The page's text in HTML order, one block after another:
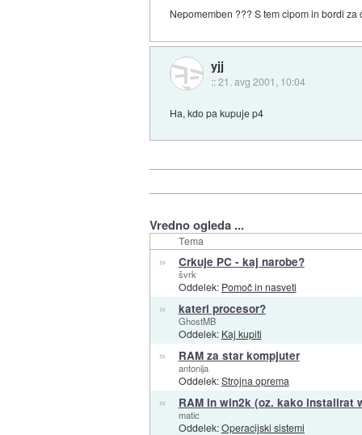
Nepomemben ??? S tem cipom in bordi
yjj
::21. avg 2001, 10:04
Ha, kdo pa kupuje p4
Vredno ogleda ...
Tema
» Crkuje PC - kaj narobe?
švrk
Oddelek: Pomoč in nasveti
» kateri procesor?
GhostMB
Oddelek: Kaj kupiti
» RAM za star kompjuter
antonija
Oddelek:Strojna oprema
» RAM in win2k (oz. kako instalirat
matic
Oddelek:Operacijski sistemi